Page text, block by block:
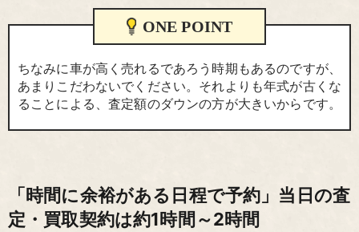
ONE POINT
ちなみに車が高く売れるであろう時期もあるのですが、
あまりこだわないでください。それよりも年式が古くな
ることによる、査定額のダウンの方が大きいからです。
「時間に余裕がある日程で予約」当日の査
定・買取契約は約1時間～2時間